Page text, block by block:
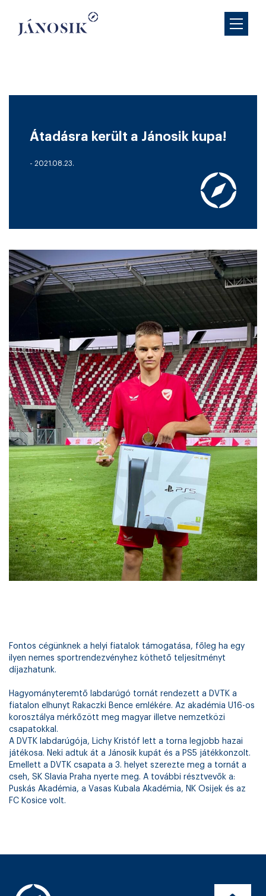
Átadásra került a Jánosik kupa!
- 2021.08.23.
Fontos cégünknek a helyi fiatalok támogatása, főleg ha egy
ilyen nemes sportrendezvényhez köthető teljesítményt
díjazhatunk.
Hagyományteremtő labdarúgó tornát rendezett a DVTK a
fiatalon elhunyt Rakaczki Bence emlékére. Az akadémia U16-os
korosztálya mérkőzött meg magyar illetve nemzetközi
csapatokkal.
A DVTK labdarúgója, Lichy Kristóf lett a torna legjobb hazai
játékosa. Neki adtuk át a Jánosik kupát és a PS5 játékkonzolt.
Emellett a DVTK csapata a 3. helyet szerezte meg a tornát a
cseh, SK Slavia Praha nyerte meg. A további résztvevők a:
Puskás Akadémia, a Vasas Kubala Akadémia, NK Osijek és az
FC Kosice volt.